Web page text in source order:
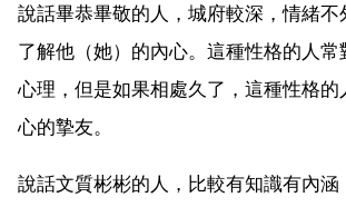
說話畢恭畢敬的人，城府較深，情緒不
了解他（她）的內心。這種性格的人
心理，但是如果相處久了，這種性格的
心的摯友。
說話文質彬彬的人，比較有知識有內涵